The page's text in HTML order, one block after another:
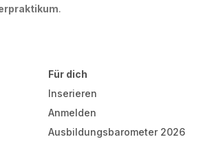
.
Für dich
Inserieren
Anmelden
Ausbildungsbarometer 2026